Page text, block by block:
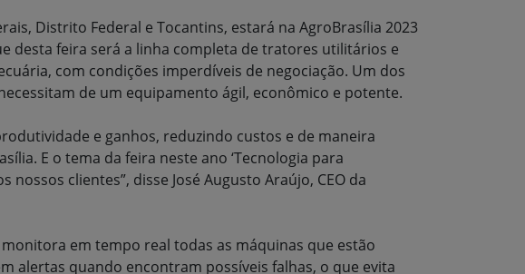
Distrito Federal e Tocantins, estará na AgroBrasília 2023
desta feira será a linha completa de tratores utilitários e
com condições imperdíveis de negociação. Um dos
de um equipamento ágil, econômico e potente.
e ganhos, reduzindo custos e de maneira
E o tema da feira neste ano ‘Tecnologia para
clientes”, disse José Augusto Araújo, CEO da
em tempo real todas as máquinas que estão
alertas quando encontram possíveis falhas, o que evita